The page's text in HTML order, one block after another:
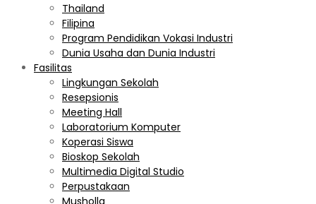
Thailand
Filipina
Program Pendidikan Vokasi Industri
Dunia Usaha dan Dunia Industri
Fasilitas
Lingkungan Sekolah
Resepsionis
Meeting Hall
Laboratorium Komputer
Koperasi Siswa
Bioskop Sekolah
Multimedia Digital Studio
Perpustakaan
Musholla